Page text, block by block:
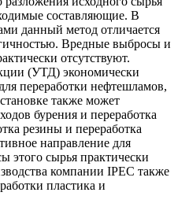
составляющие. В
данный метод отличается
Вредные выбросы и
отсутствуют.
(УТД) экономически
переработки нефтешламов,
также может
бурения и переработка
резины и переработка
направление для
этого сырья практически
компании IPEC также
пластика и